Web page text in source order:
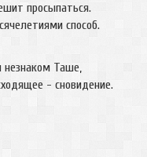
просыпаться.
способ.
незнаком Таше,
- сновидение.